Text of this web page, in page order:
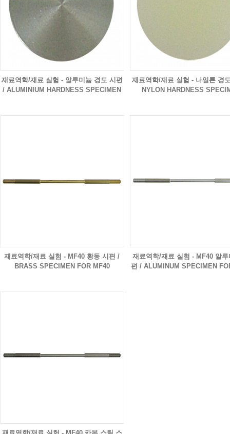
재료역학/재료 실험 - 알루미늄 경도 시편
/ ALUMINIUM HARDNESS SPECIMEN
재료역학/재료 실험 - 나일론 경
NYLON HARDNESS
재료역학/재료 실험 - MF40 황동 시편 /
BRASS SPECIMEN FOR MF40
재료역학/재료 실험 - MF40 알
편 / ALUMINUM SPECIMEN